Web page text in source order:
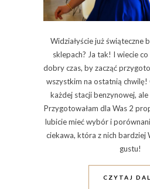
Widziałyście już świąteczne
sklepach? Ja tak! I wiecie
dobry czas, by zacząć
wszystkim na ostatnią chwilę!
każdej stacji benzynowej, ale
Przygotowałam dla Was 2
lubicie mieć wybór i
ciekawa, która z nich bardziej
gustu!
CZYTAJ